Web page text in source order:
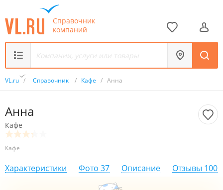
Справочник
компаний
VL.ru / Справочник / Кафе / Анна
Анна
Кафе
Кафе
Характеристики Фото 37 Описание Отзывы 100